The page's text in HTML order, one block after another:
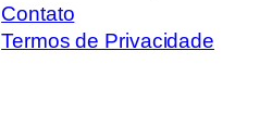
Contato
Termos de Privacidade